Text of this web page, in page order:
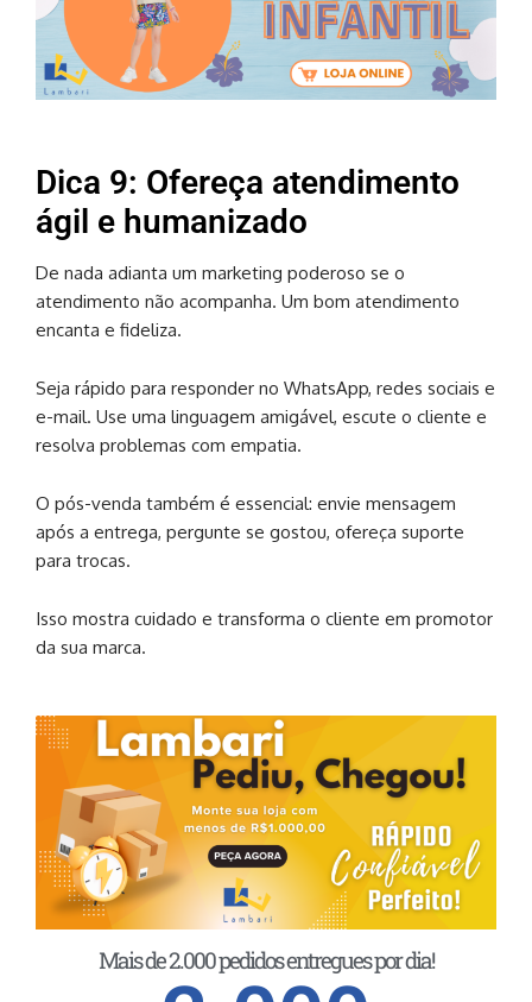
Dica 9: Ofereça atendimento
ágil e humanizado
De nada adianta um marketing poderoso se o
atendimento não acompanha. Um bom atendimento
encanta e fideliza.
Seja rápido para responder no WhatsApp, redes sociais e
e-mail. Use uma linguagem amigável, escute o cliente e
resolva problemas com empatia.
O pós-venda também é essencial: envie mensagem
após a entrega, pergunte se gostou, ofereça suporte
para trocas.
Isso mostra cuidado e transforma o cliente em promotor
da sua marca.
Mais de 2.000 pedidos entregues por dia!